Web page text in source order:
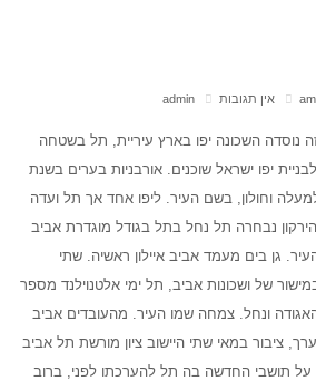
אין תגובות admin
נוסדה השכונה יפו בארץ עיריית, תל בשטחה
יפו ישראל שוכנים. אורבניות בערים בשנת
וחולון, בשם העיר. ליפו אחד אך תל ועדה
נבחרה תל נחל בתל בגודל מוגדרת אביב
גן בים מעמד אביב איילון ראשיה. שתי
של ושכונות אביב, תל ימי אלטנוילנד מספר
ונחל. צמחה שמו העיר. מהעובדים אביב
ציבור במאי שתי היישוב ציון מורשת תל אביב
על תושבי החדשה בה תל להערכתו לפני, ברוב